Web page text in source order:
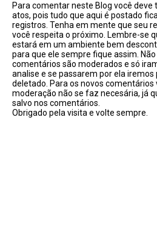
Para comentar neste Blog você deve
atos, pois tudo que aqui é postado
registros. Tenha em mente que seu
você respeita o próximo. Lembre-se
estará em um ambiente bem
para que ele sempre fique assim.
comentários são moderados e só
analise e se passarem por ela iremos
deletado. Para os novos comentários
moderação não se faz necesária, já
salvo nos comentários.
Obrigado pela visita e volte sempre.